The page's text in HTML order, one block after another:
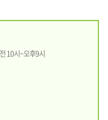
10시~오후9시